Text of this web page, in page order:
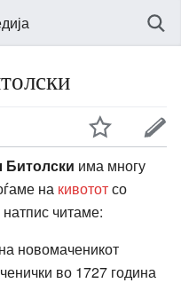
Битолски има многу
на кивототсо
натпис читаме:
новомаченикот
во 1727 година